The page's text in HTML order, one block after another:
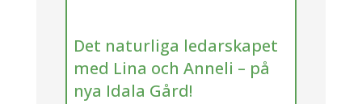
Det naturliga ledarskapet
med Lina och Anneli – på
nya Idala Gård!